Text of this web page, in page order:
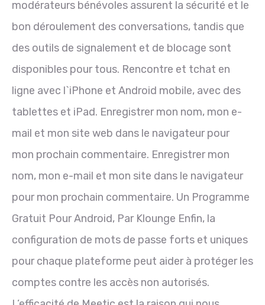
modérateurs bénévoles assurent la sécurité et le
bon déroulement des conversations, tandis que
des outils de signalement et de blocage sont
disponibles pour tous. Rencontre et tchat en
ligne avec l`iPhone et Android mobile, avec des
tablettes et iPad. Enregistrer mon nom, mon e-
mail et mon site web dans le navigateur pour
mon prochain commentaire. Enregistrer mon
nom, mon e-mail et mon site dans le navigateur
pour mon prochain commentaire. Un Programme
Gratuit Pour Android, Par Klounge Enfin, la
configuration de mots de passe forts et uniques
pour chaque plateforme peut aider à protéger les
comptes contre les accès non autorisés.